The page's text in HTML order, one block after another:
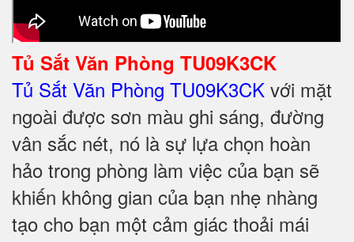
Tủ Sắt Văn Phòng TU09K3CK
Tủ Sắt Văn Phòng TU09K3CK với mặt
ngoài được sơn màu ghi sáng, đường
vân sắc nét, nó là sự lựa chọn hoàn
hảo trong phòng làm việc của bạn sẽ
khiến không gian của bạn nhẹ nhàng
tạo cho bạn một cảm giác thoải mái